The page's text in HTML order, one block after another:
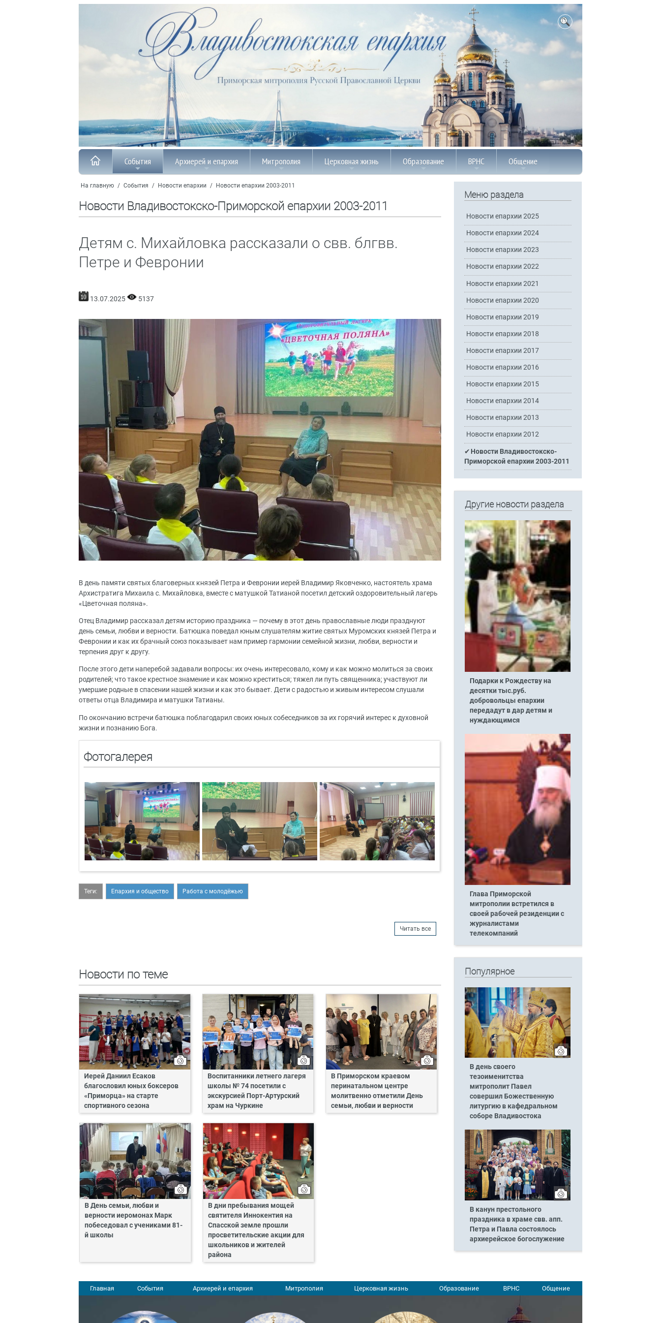
События Архиерей и епархия Митрополия Церковная жизнь Образование ВРНС Общение
На главную / События / Новости епархии / Новости епархии 2003-2011
Новости Владивостокско-Приморской епархии 2003-2011
Детям с. Михайловка рассказали о свв. блгвв.
Петре и Февронии
13.07.2025 5137
В день памяти святых благоверных князей Петра и Февронии иерей Владимир Яковченко, настоятель храма
Архистратига Михаила с. Михайловка, вместе с матушкой Татианой посетил детский оздоровительный лагерь
«Цветочная поляна».
Отец Владимир рассказал детям историю праздника — почему в этот день православные люди празднуют
день семьи, любви и верности. Батюшка поведал юным слушателям житие святых Муромских князей Петра и
Февронии и как их брачный союз показывает нам пример гармонии семейной жизни, любви, верности и
терпения друг к другу.
После этого дети наперебой задавали вопросы: их очень интересовало, кому и как можно молиться за своих
родителей; что такое крестное знамение и как можно креститься; тяжел ли путь священника; участвуют ли
умершие родные в спасении нашей жизни и как это бывает. Дети с радостью и живым интересом слушали
ответы отца Владимира и матушки Татианы.
По окончанию встречи батюшка поблагодарил своих юных собеседников за их горячий интерес к духовной
жизни и познанию Бога.
Фотогалерея
Теги: Епархия и общество Работа с молодёжью
Читать все
Новости по теме
Иерей Даниил Есаков
благословил юных боксеров
«Приморца» на старте
спортивного сезона
Воспитанники летнего лагеря
школы № 74 посетили с
экскурсией Порт-Артурский
храм на Чуркине
В Приморском краевом
перинатальном центре
молитвенно отметили День
семьи, любви и верности
В День семьи, любви и
верности иеромонах Марк
побеседовал с учениками 81-
й школы
В дни пребывания мощей
святителя Иннокентия на
Спасской земле прошли
просветительские акции для
школьников и жителей
района
Меню раздела
Новости епархии 2025
Новости епархии 2024
Новости епархии 2023
Новости епархии 2022
Новости епархии 2021
Новости епархии 2020
Новости епархии 2019
Новости епархии 2018
Новости епархии 2017
Новости епархии 2016
Новости епархии 2015
Новости епархии 2014
Новости епархии 2013
Новости епархии 2012
Новости Владивостокско-
Приморской епархии 2003-2011
Другие новости раздела
Подарки к Рождеству на
десятки тыс.руб.
добровольцы епархии
передадут в дар детям и
нуждающимся
Глава Приморской
митрополии встретился в
своей рабочей резиденции с
журналистами
телекомпаний
Популярное
В день своего
тезоименитства
митрополит Павел
совершил Божественную
литургию в кафедральном
соборе Владивостока
В канун престольного
праздника в храме свв. апп.
Петра и Павла состоялось
архиерейское богослужение
Главная События Архиерей и епархия Митрополия Церковная жизнь Образование ВРНС Общение